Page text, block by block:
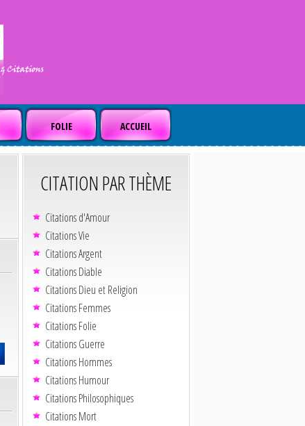
FOLIE ACCUEIL
CITATION PAR THÈME
Citations d'Amour
Citations Vie
Citations Argent
Citations Diable
Citations Dieu et Religion
Citations Femmes
Citations Folie
Citations Guerre
Citations Hommes
Citations Humour
Citations Philosophiques
Citations Mort